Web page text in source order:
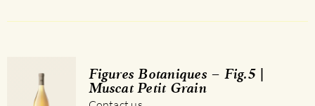
Figures Botaniques – Fig.5 |
Muscat Petit Grain